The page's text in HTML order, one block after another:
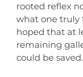
rooted reflex
what one truly
hoped that at
remaining
could be saved.